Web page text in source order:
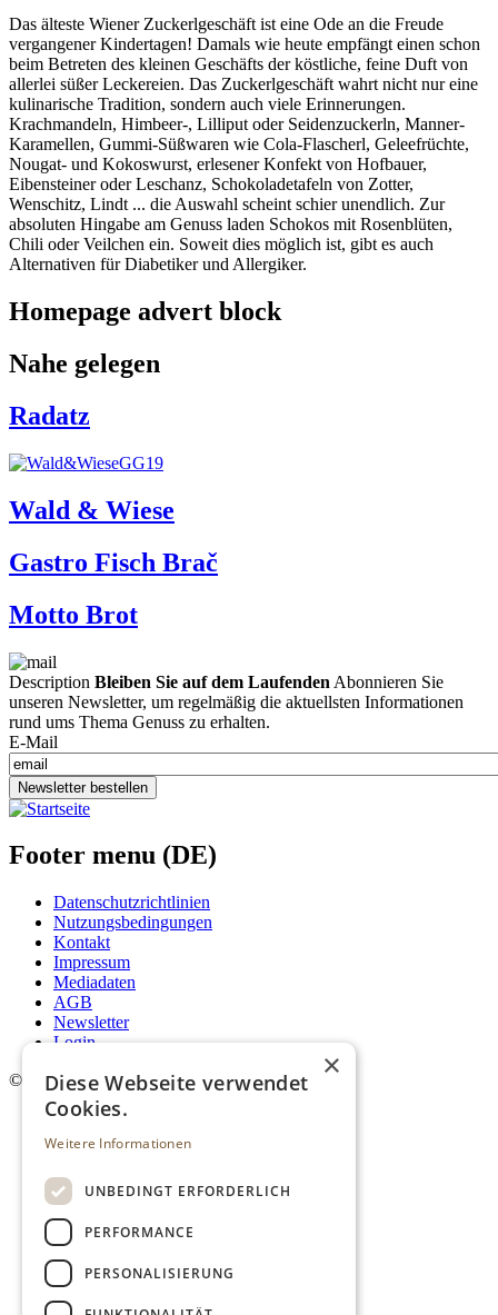
Das älteste Wiener Zuckerlgeschäft ist eine Ode an die Freude
vergangener Kindertagen! Damals wie heute empfängt einen schon
beim Betreten des kleinen Geschäfts der köstliche, feine Duft von
allerlei süßer Leckereien. Das Zuckerlgeschäft wahrt nicht nur eine
kulinarische Tradition, sondern auch viele Erinnerungen.
Krachmandeln, Himbeer-, Lilliput oder Seidenzuckerln, Manner-
Karamellen, Gummi-Süßwaren wie Cola-Flascherl, Geleefrüchte,
Nougat- und Kokoswurst, erlesener Konfekt von Hofbauer,
Eibensteiner oder Leschanz, Schokoladetafeln von Zotter,
Wenschitz, Lindt ... die Auswahl scheint schier unendlich. Zur
absoluten Hingabe am Genuss laden Schokos mit Rosenblüten,
Chili oder Veilchen ein. Soweit dies möglich ist, gibt es auch
Alternativen für Diabetiker und Allergiker.
Homepage advert block
Nahe gelegen
Radatz
Wald & Wiese
Gastro Fisch Brač
Motto Brot
Description Bleiben Sie auf dem Laufenden Abonnieren Sie
unseren Newsletter, um regelmäßig die aktuellsten Informationen
rund ums Thema Genuss zu erhalten.
E-Mail
Newsletter bestellen
Footer menu (DE)
Datenschutzrichtlinien
Nutzungsbedingungen
Kontakt
Impressum
Mediadaten
AGB
Newsletter
Login
© 2026. Alle Rechte vorbehalten. ×
Diese Webseite verwendet
Cookies.
Weitere Informationen
UNBEDINGT ERFORDERLICH
PERFORMANCE
PERSONALISIERUNG